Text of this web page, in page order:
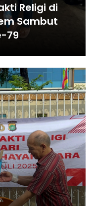
Religi di
Sambut
79